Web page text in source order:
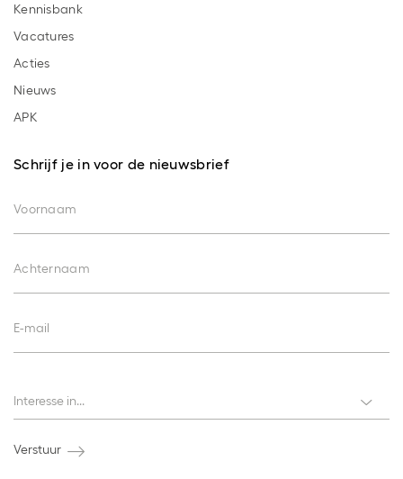
Kennisbank
Vacatures
Acties
Nieuws
APK
Schrijf je in voor de nieuwsbrief
Voornaam
Achternaam
E-mail
Interesse in...
Verstuur